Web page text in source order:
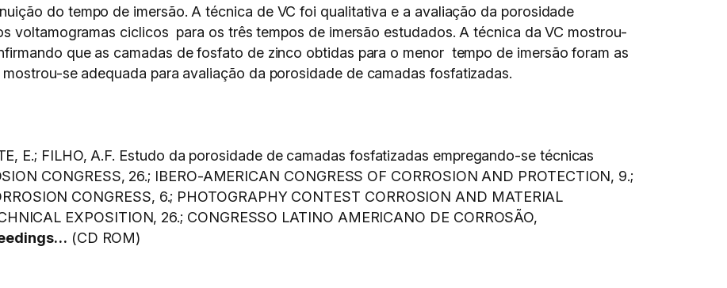
do tempo de imersão. A técnica de VC foi qualitativa e a avaliação da porosidade
voltamogramas ciclicos para os três tempos de imersão estudados. A técnica da VC mostrou-
que as camadas de fosfato de zinco obtidas para o menor tempo de imersão foram as
se adequada para avaliação da porosidade de camadas fosfatizadas.
E.; FILHO, A.F. Estudo da porosidade de camadas fosfatizadas empregando-se técnicas
CONGRESS, 26.; IBERO-AMERICAN CONGRESS OF CORROSION AND PROTECTION, 9.;
CONGRESS, 6.; PHOTOGRAPHY CONTEST CORROSION AND MATERIAL
EXPOSITION, 26.; CONGRESSO LATINO AMERICANO DE CORROSÃO,
(CD ROM)